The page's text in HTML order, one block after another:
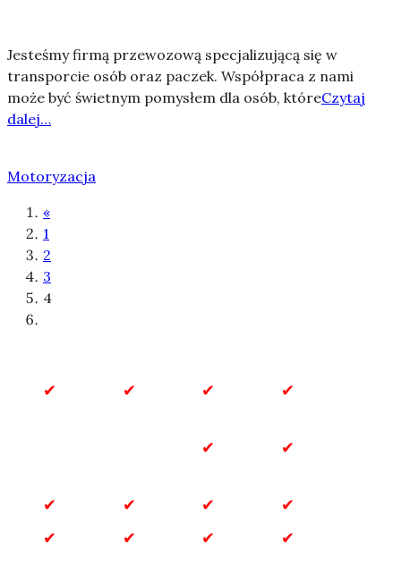
Jesteśmy firmą przewozową specjalizującą się w
transporcie osób oraz paczek. Współpraca z nami
może być świetnym pomysłem dla osób, któreCzytaj
dalej…
Motoryzacja
«
1
2
3
4
Budownictwo
Gastronomia
Marketing
Przemysł
Rozrywka